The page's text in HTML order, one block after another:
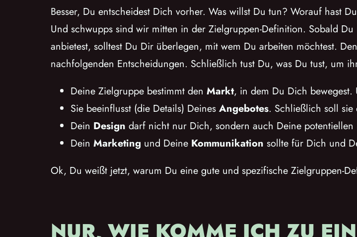
Besser, Du entscheidest Dich vorher. Was willst Du tun? Worauf hast
Und schwupps sind wir mitten in der Zielgruppen-Definition. Sobald Du
anbietest, solltest Du Dir überlegen, mit wem Du arbeiten möchtest.
nachfolgenden Entscheidungen. Schließlich tust Du, was Du tust, um
Deine Zielgruppe bestimmt den Markt, in dem Du Dich
Sie beeinflusst (die Details) Deines Angebotes. Schließlich soll
Dein Design darf nicht nur Dich, sondern auch Deine potentiellen
Dein Marketing und Deine Kommunikation sollte für Dich und
Ok, Du weißt jetzt, warum Du eine gute und spezifische Zielgruppen-
NUR, WIE KOMME ICH ZU